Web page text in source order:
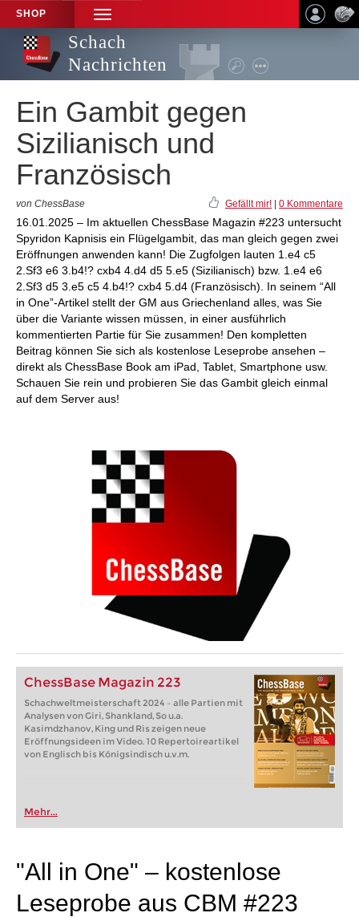
SHOP
TOGGLE
NAVIGATION
Schach
Nachrichten
Ein Gambit gegen
Sizilianisch und
Französisch
von ChessBase Gefällt mir! 0 Kommentare
16.01.2025 – Im aktuellen ChessBase Magazin #223 untersucht
Spyridon Kapnisis ein Flügelgambit, das man gleich gegen zwei
Eröffnungen anwenden kann! Die Zugfolgen lauten 1.e4 c5
2.Sf3 e6 3.b4!? cxb4 4.d4 d5 5.e5 (Sizilianisch) bzw. 1.e4 e6
2.Sf3 d5 3.e5 c5 4.b4!? cxb4 5.d4 (Französisch). In seinem “All
in One”-Artikel stellt der GM aus Griechenland alles, was Sie
über die Variante wissen müssen, in einer ausführlich
kommentierten Partie für Sie zusammen! Den kompletten
Beitrag können Sie sich als kostenlose Leseprobe ansehen –
direkt als ChessBase Book am iPad, Tablet, Smartphone usw.
Schauen Sie rein und probieren Sie das Gambit gleich einmal
auf dem Server aus!
ChessBase Magazin 223
Schachweltmeisterschaft 2024 – alle Partien mit
Analysen von Giri, Shankland, So u.a.
Kasimdzhanov, King und Ris zeigen neue
Eröffnungsideen im Video. 10 Repertoireartikel
von Englisch bis Königsindisch u.v.m.
Mehr...
"All in One" – kostenlose
Leseprobe aus CBM #223